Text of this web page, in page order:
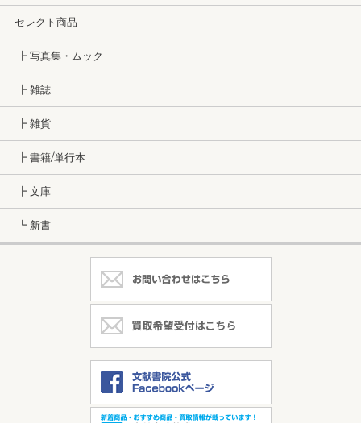
セレクト商品
┣ 写真集・ムック
┣ 雑誌
┣ 雑貨
┣ 書籍/単行本
┣ 文庫
┗ 新書